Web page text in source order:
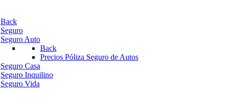
Back
Seguro
Seguro Auto
Back
Precios Póliza Seguro de Autos
Seguro Casa
Seguro Inquilino
Seguro Vida